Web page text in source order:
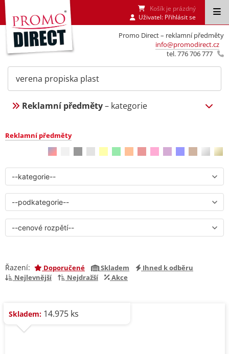
Promo Direct – reklamní předměty
info@promodirect.cz
tel. 776 706 777
Košík je prázdný
Uživatel: Přihlásit se
Reklamní předměty– kategorie
Reklamní předměty
Řazení: Doporučené Skladem
Ihned k odběru
Nejlevnější
Nejdražší Akce
Skladem: 14.975 ks